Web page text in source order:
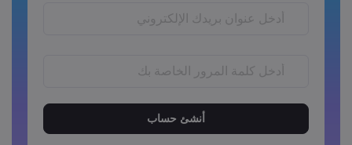
يجب أن يكون طول كلمة المرور ما بين 6 إلى 15 احرفًا